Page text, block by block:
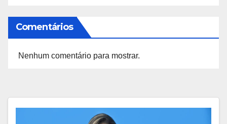
Comentários
Nenhum comentário para mostrar.